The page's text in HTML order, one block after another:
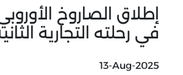
في رحلته التجارية
13-Aug-2025